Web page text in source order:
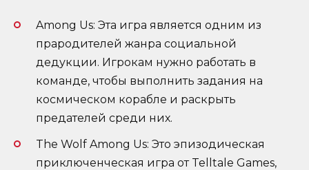
Among Us: Эта игра является одним из
прародителей жанра социальной
дедукции. Игрокам нужно работать в
команде, чтобы выполнить задания на
космическом корабле и раскрыть
предателей среди них.
The Wolf Among Us: Это эпизодическая
приключенческая игра от Telltale Games,